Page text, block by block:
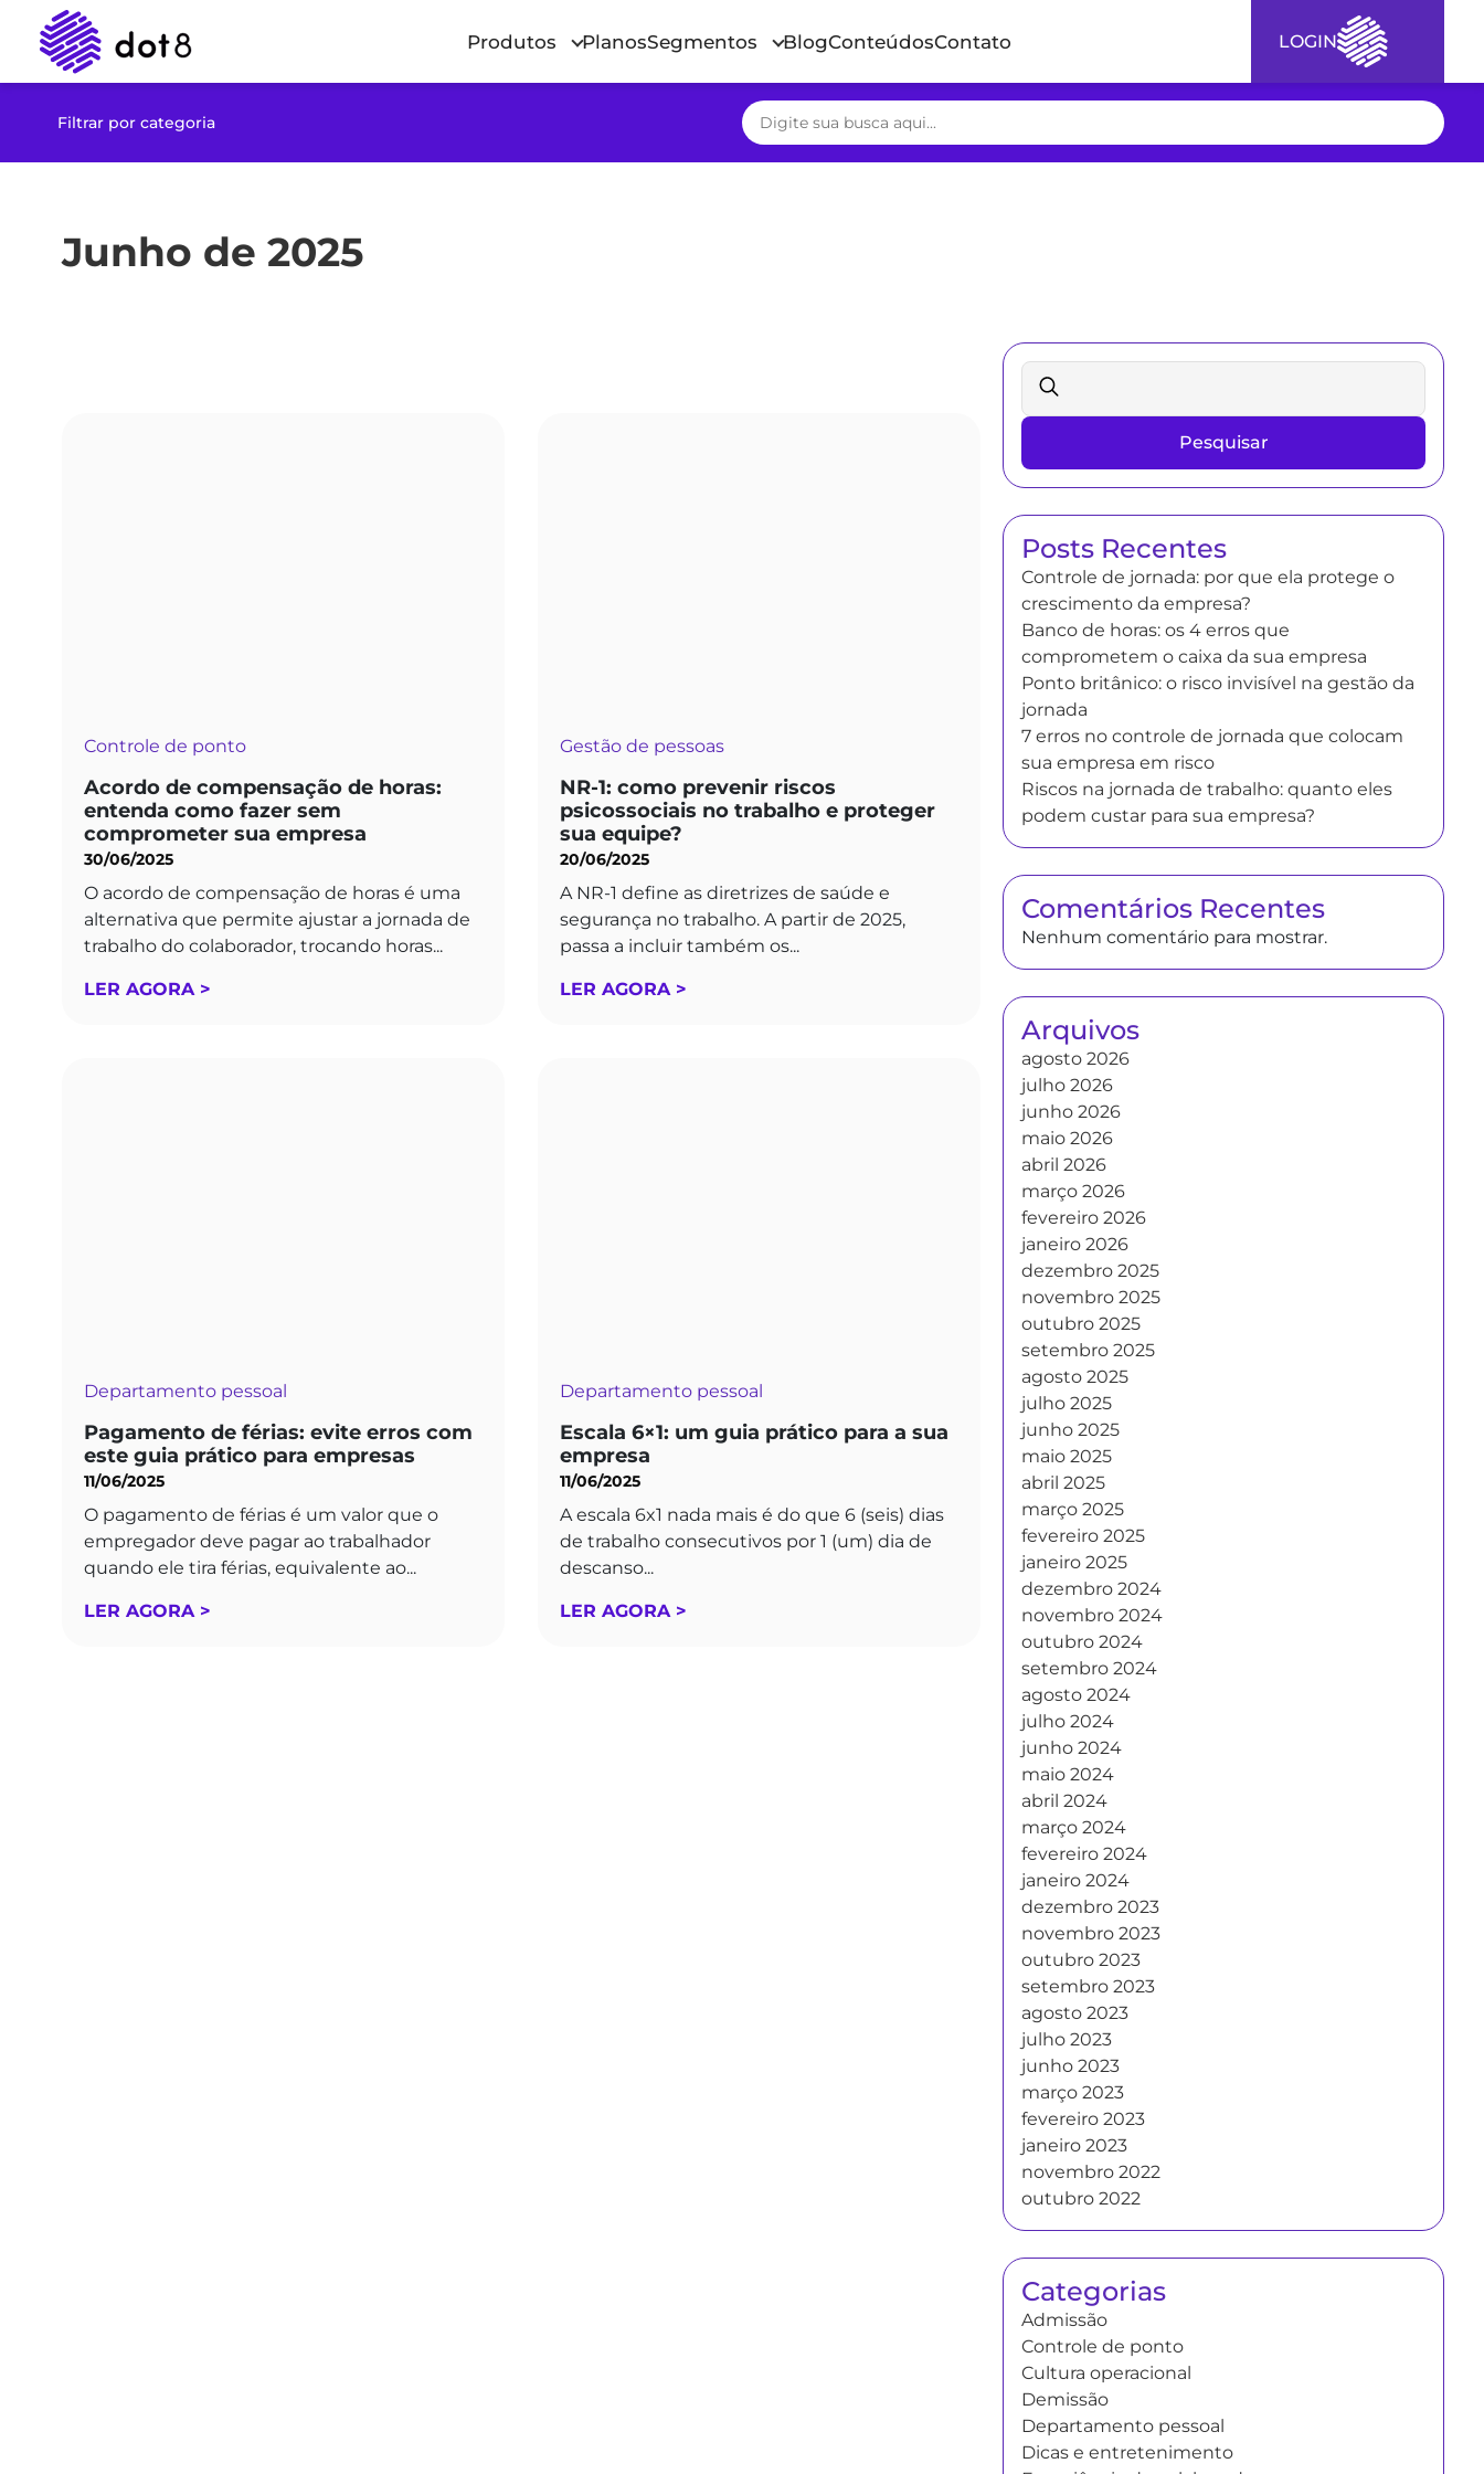
Produtos PlanosSegmentos BlogConteúdosContato LOGIN
Filtrar por categoria
Junho de 2025
Controle de ponto
Acordo de compensação de horas:
entenda como fazer sem
comprometer sua empresa
30/06/2025
O acordo de compensação de horas é uma
alternativa que permite ajustar a jornada de
trabalho do colaborador, trocando horas...
LER AGORA >
Gestão de pessoas
NR-1: como prevenir riscos
psicossociais no trabalho e proteger
sua equipe?
20/06/2025
A NR-1 define as diretrizes de saúde e
segurança no trabalho. A partir de 2025,
passa a incluir também os...
LER AGORA >
Departamento pessoal
Pagamento de férias: evite erros com
este guia prático para empresas
11/06/2025
O pagamento de férias é um valor que o
empregador deve pagar ao trabalhador
quando ele tira férias, equivalente ao...
LER AGORA >
Departamento pessoal
Escala 6×1: um guia prático para a sua
empresa
11/06/2025
A escala 6x1 nada mais é do que 6 (seis) dias
de trabalho consecutivos por 1 (um) dia de
descanso...
LER AGORA >
Pesquisar
Posts Recentes
Controle de jornada: por que ela protege o
crescimento da empresa?
Banco de horas: os 4 erros que
comprometem o caixa da sua empresa
Ponto britânico: o risco invisível na gestão da
jornada
7 erros no controle de jornada que colocam
sua empresa em risco
Riscos na jornada de trabalho: quanto eles
podem custar para sua empresa?
Comentários Recentes
Nenhum comentário para mostrar.
Arquivos
agosto 2026
julho 2026
junho 2026
maio 2026
abril 2026
março 2026
fevereiro 2026
janeiro 2026
dezembro 2025
novembro 2025
outubro 2025
setembro 2025
agosto 2025
julho 2025
junho 2025
maio 2025
abril 2025
março 2025
fevereiro 2025
janeiro 2025
dezembro 2024
novembro 2024
outubro 2024
setembro 2024
agosto 2024
julho 2024
junho 2024
maio 2024
abril 2024
março 2024
fevereiro 2024
janeiro 2024
dezembro 2023
novembro 2023
outubro 2023
setembro 2023
agosto 2023
julho 2023
junho 2023
março 2023
fevereiro 2023
janeiro 2023
novembro 2022
outubro 2022
Categorias
Admissão
Controle de ponto
Cultura operacional
Demissão
Departamento pessoal
Dicas e entretenimento